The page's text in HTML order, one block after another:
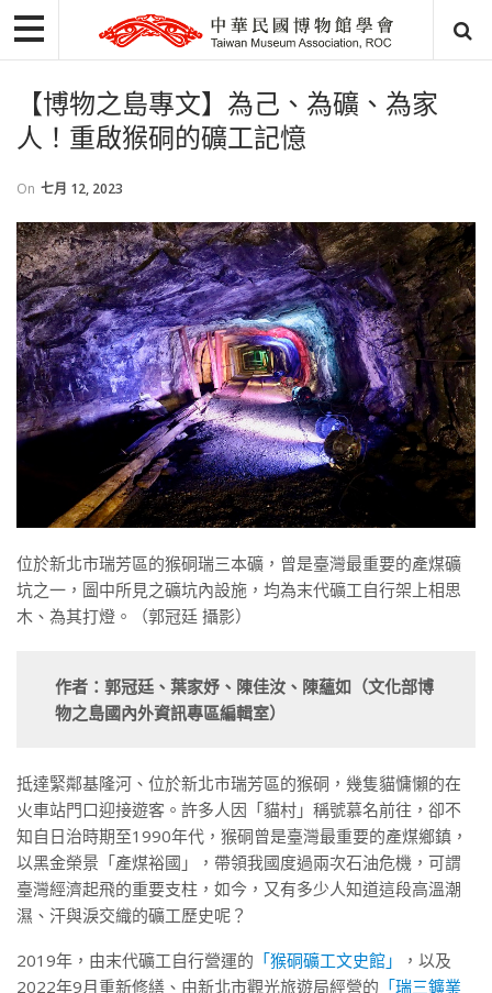
【博物之島專文】為己、為礦、為家
人！重啟猴硐的礦工記憶
On 七月 12, 2023
位於新北市瑞芳區的猴硐瑞三本礦，曾是臺灣最重要的產煤礦
坑之一，圖中所見之礦坑內設施，均為末代礦工自行架上相思
木、為其打燈。（郭冠廷 攝影）
作者：郭冠廷、葉家妤、陳佳汝、陳蘊如（文化部博
物之島國內外資訊專區編輯室）
抵達緊鄰基隆河、位於新北市瑞芳區的猴硐，幾隻貓慵懶的在
火車站門口迎接遊客。許多人因「貓村」稱號慕名前往，卻不
知自日治時期至1990年代，猴硐曾是臺灣最重要的產煤鄉鎮，
以黑金榮景「產煤裕國」，帶領我國度過兩次石油危機，可謂
臺灣經濟起飛的重要支柱，如今，又有多少人知道這段高溫潮
濕、汗與淚交織的礦工歷史呢？
2019年，由末代礦工自行營運的 「猴硐礦工文史館」
，以及
2022年9月重新修繕、由新北市觀光旅遊局經營的 「瑞三鑛業